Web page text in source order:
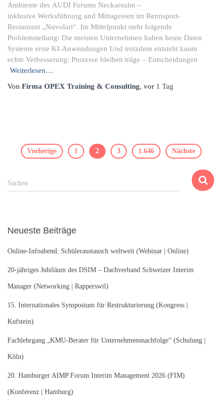
Ambiente des AUDI Forums Neckarsulm –
inklusive Werksführung und Mittagessen im Rennsport-
Restaurant „Nuvolari“. Im Mittelpunkt steht folgende
Problemstellung: Die meisten Unternehmen haben heute Daten
Systeme erste KI-Anwendungen Und trotzdem entsteht kaum
echte Verbesserung: Prozesse bleiben träge – Entscheidungen
Weiterlesen…
Von Firma OPEX Training & Consulting, vor 1 Tag
Beitragsnavigation
Vorherige 1 2 3 1.646 Nächste
u
n
a
c
:
Suchen …
Neueste Beiträge
Online-Infoabend: Schüleraustausch weltweit (Webinar | Online)
20-jähriges Jubiläum des DSIM – Dachverband Schweizer Interim
Manager (Networking | Rapperswil)
15. Internationales Symposium für Restrukturierung (Kongress |
Kufstein)
Fachlehrgang „KMU-Berater für Unternehmensnachfolge“ (Schulung |
Köln)
20. Hamburger AIMP Forum Interim Management 2026 (FIM)
(Konferenz | Hamburg)